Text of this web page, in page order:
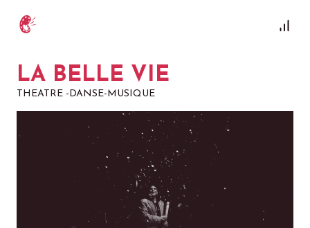
LA BELLE VIE
THEATRE -DANSE-MUSIQUE